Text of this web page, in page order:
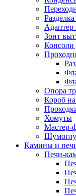
Адаптер
Зонт
Консоли
Опора
Короб
Хомуты
Мастер-
Камины и
Печи-